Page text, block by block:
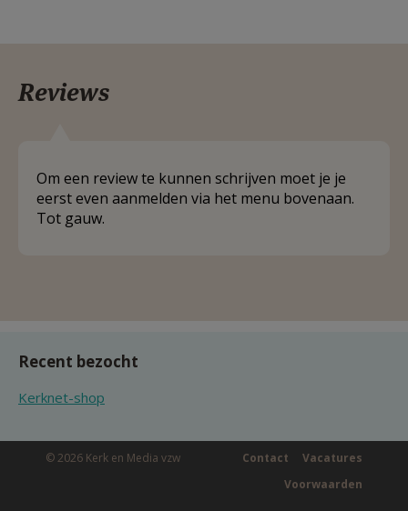
Reviews
Om een review te kunnen schrijven moet je je
eerst even aanmelden via het menu bovenaan.
Tot gauw.
Recent bezocht
Kerknet-shop
© 2026 Kerk en Media vzw Vacatures
Contact
Voorwaarden